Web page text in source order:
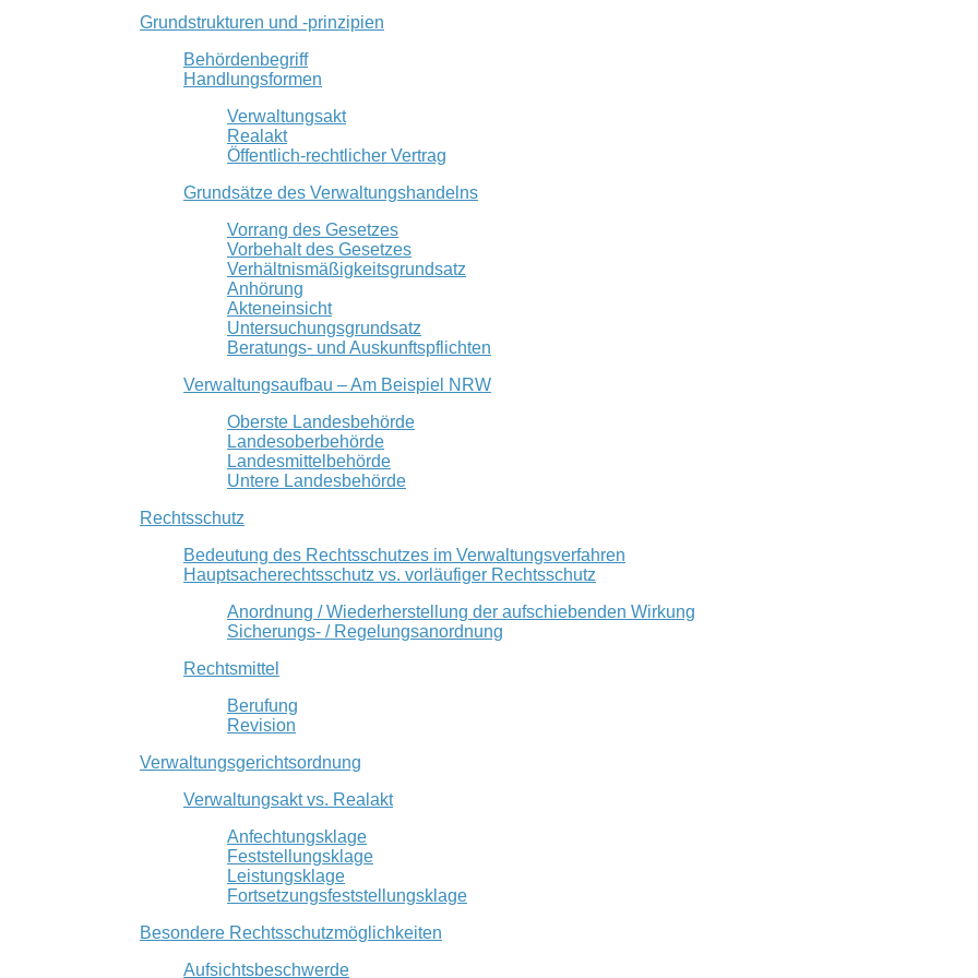
Grundstrukturen und -prinzipien
Behördenbegriff
Handlungsformen
Verwaltungsakt
Realakt
Öffentlich-rechtlicher Vertrag
Grundsätze des Verwaltungshandelns
Vorrang des Gesetzes
Vorbehalt des Gesetzes
Verhältnismäßigkeitsgrundsatz
Anhörung
Akteneinsicht
Untersuchungsgrundsatz
Beratungs- und Auskunftspflichten
Verwaltungsaufbau – Am Beispiel NRW
Oberste Landesbehörde
Landesoberbehörde
Landesmittelbehörde
Untere Landesbehörde
Rechtsschutz
Bedeutung des Rechtsschutzes im Verwaltungsverfahren
Hauptsacherechtsschutz vs. vorläufiger Rechtsschutz
Anordnung / Wiederherstellung der aufschiebenden Wirkung
Sicherungs- / Regelungsanordnung
Rechtsmittel
Berufung
Revision
Verwaltungsgerichtsordnung
Verwaltungsakt vs. Realakt
Anfechtungsklage
Feststellungsklage
Leistungsklage
Fortsetzungsfeststellungsklage
Besondere Rechtsschutzmöglichkeiten
Aufsichtsbeschwerde